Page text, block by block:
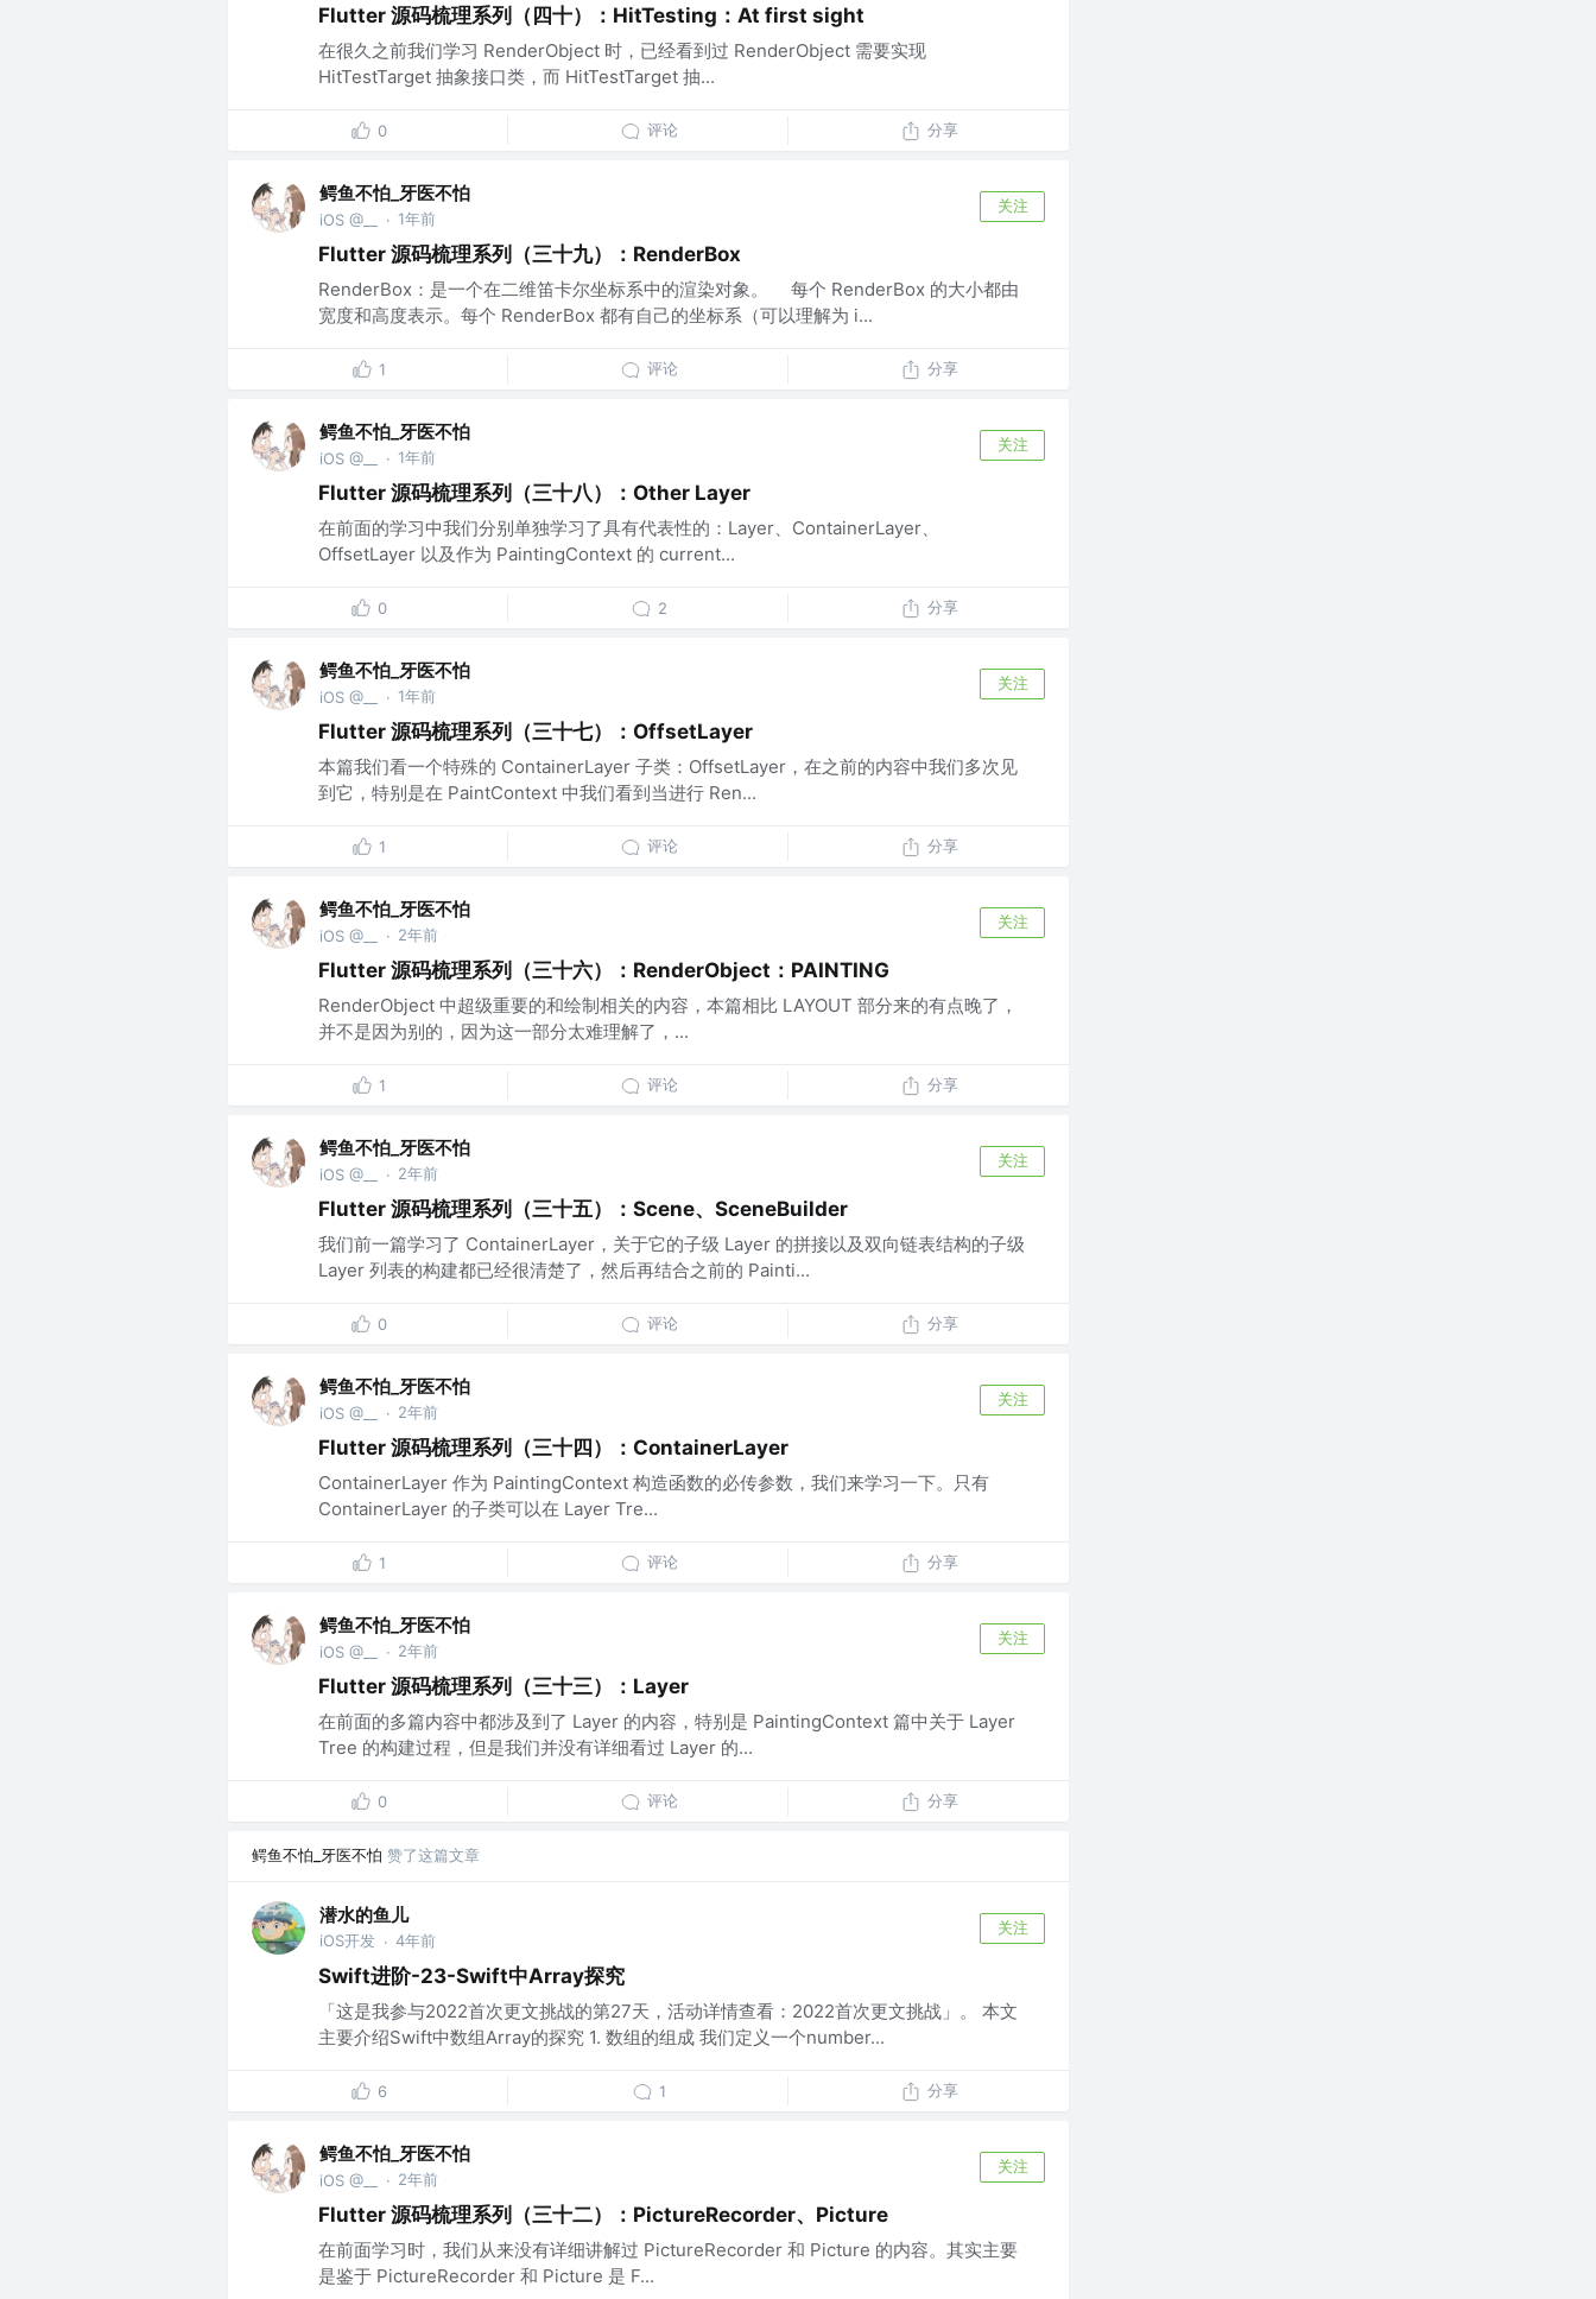
Flutter 源码梳理系列（四十）：HitTesting：At first sight
在很久之前我们学习 RenderObject 时，已经看到过 RenderObject 需要实现
HitTestTarget 抽象接口类，而 HitTestTarget 抽...
0 评论 分享
鳄鱼不怕_牙医不怕
iOS @__ · 1年前
关注
Flutter 源码梳理系列（三十九）：RenderBox
RenderBox：是一个在二维笛卡尔坐标系中的渲染对象。 每个 RenderBox 的大小都由
宽度和高度表示。每个 RenderBox 都有自己的坐标系（可以理解为 i...
1 评论 分享
鳄鱼不怕_牙医不怕
iOS @__ · 1年前
关注
Flutter 源码梳理系列（三十八）：Other Layer
在前面的学习中我们分别单独学习了具有代表性的：Layer、ContainerLayer、
OffsetLayer 以及作为 PaintingContext 的 current...
0 2 分享
鳄鱼不怕_牙医不怕
iOS @__ · 1年前
关注
Flutter 源码梳理系列（三十七）：OffsetLayer
本篇我们看一个特殊的 ContainerLayer 子类：OffsetLayer，在之前的内容中我们多次见
到它，特别是在 PaintContext 中我们看到当进行 Ren...
1 评论 分享
鳄鱼不怕_牙医不怕
iOS @__ · 2年前
关注
Flutter 源码梳理系列（三十六）：RenderObject：PAINTING
RenderObject 中超级重要的和绘制相关的内容，本篇相比 LAYOUT 部分来的有点晚了，
并不是因为别的，因为这一部分太难理解了，...
1 评论 分享
鳄鱼不怕_牙医不怕
iOS @__ · 2年前
关注
Flutter 源码梳理系列（三十五）：Scene、SceneBuilder
我们前一篇学习了 ContainerLayer，关于它的子级 Layer 的拼接以及双向链表结构的子级
Layer 列表的构建都已经很清楚了，然后再结合之前的 Painti...
0 评论 分享
鳄鱼不怕_牙医不怕
iOS @__ · 2年前
关注
Flutter 源码梳理系列（三十四）：ContainerLayer
ContainerLayer 作为 PaintingContext 构造函数的必传参数，我们来学习一下。只有
ContainerLayer 的子类可以在 Layer Tre...
1 评论 分享
鳄鱼不怕_牙医不怕
iOS @__ · 2年前
关注
Flutter 源码梳理系列（三十三）：Layer
在前面的多篇内容中都涉及到了 Layer 的内容，特别是 PaintingContext 篇中关于 Layer
Tree 的构建过程，但是我们并没有详细看过 Layer 的...
0 评论 分享
鳄鱼不怕_牙医不怕 赞了这篇文章
潜水的鱼儿
iOS开发 · 4年前
关注
Swift进阶-23-Swift中Array探究
「这是我参与2022首次更文挑战的第27天，活动详情查看：2022首次更文挑战」。 本文
主要介绍Swift中数组Array的探究 1. 数组的组成 我们定义一个number...
6 1 分享
鳄鱼不怕_牙医不怕
iOS @__ · 2年前
关注
Flutter 源码梳理系列（三十二）：PictureRecorder、Picture
在前面学习时，我们从来没有详细讲解过 PictureRecorder 和 Picture 的内容。其实主要
是鉴于 PictureRecorder 和 Picture 是 F...